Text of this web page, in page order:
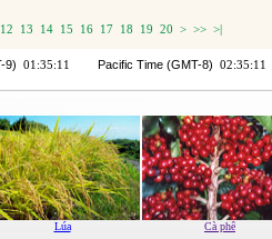
12 13 14 15 16 17 18 19 20 > >> >|
Cà phê